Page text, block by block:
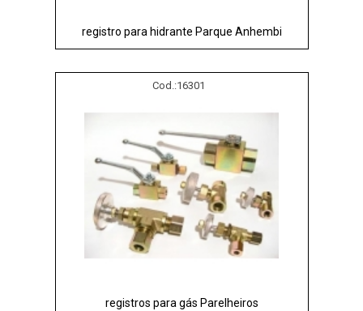
registro para hidrante Parque Anhembi
Cod.:16301
registros para gás Parelheiros